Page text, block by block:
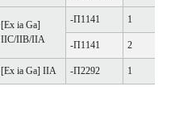
[Ex ia Ga]
IIC/IIB/IIA
-П1141 1
-П1141 2
[Ex ia Ga] IIA -П2292 1